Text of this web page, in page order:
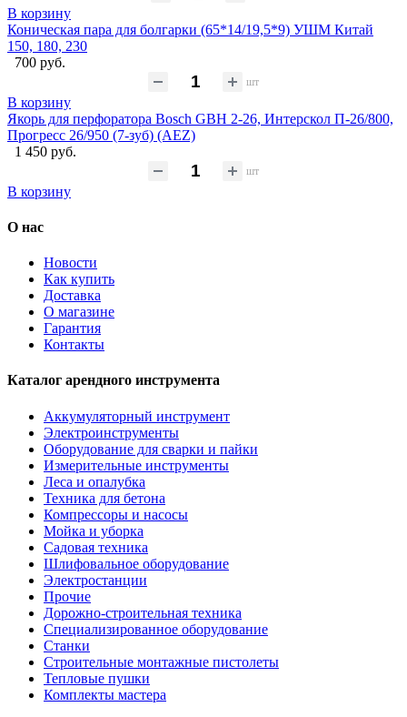
В корзину
Коническая пара для болгарки (65*14/19,5*9) УШМ Китай
150, 180, 230
700 руб.
шт
В корзину
Якорь для перфоратора Bosch GBH 2-26, Интерскол П-26/800,
Прогресс 26/950 (7-зуб) (AEZ)
1 450 руб.
шт
В корзину
О нас
Новости
Как купить
Доставка
О магазине
Гарантия
Контакты
Каталог арендного инструмента
Аккумуляторный инструмент
Электроинструменты
Оборудование для сварки и пайки
Измерительные инструменты
Леса и опалубка
Техника для бетона
Компрессоры и насосы
Мойка и уборка
Садовая техника
Шлифовальное оборудование
Электростанции
Прочие
Дорожно-строительная техника
Специализированное оборудование
Станки
Строительные монтажные пистолеты
Тепловые пушки
Комплекты мастера